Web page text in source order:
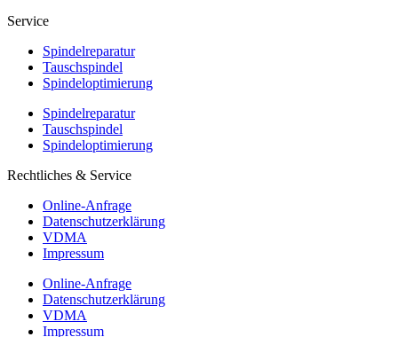
Service
Spindelreparatur
Tauschspindel
Spindeloptimierung
Spindelreparatur
Tauschspindel
Spindeloptimierung
Rechtliches & Service
Online-Anfrage
Datenschutzerklärung
VDMA
Impressum
Online-Anfrage
Datenschutzerklärung
VDMA
Impressum